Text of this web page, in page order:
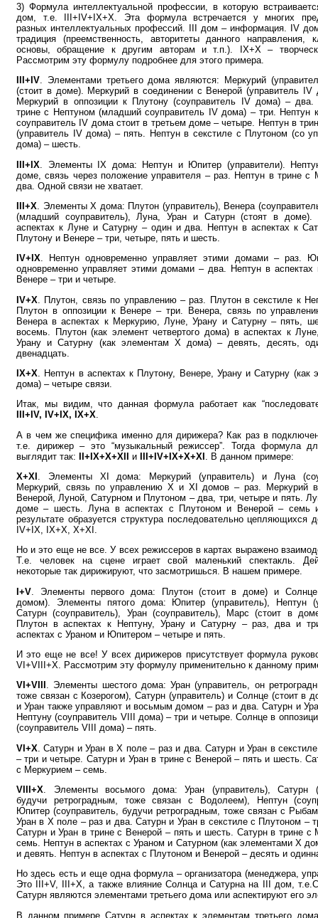
3) Формула интеллектуальной профессии, в которую
дом, т.е. III+IV+IX+X. Эта формула встречается у многих
разных интеллектуальных профессий. III дом – информация. IV
традиция (преемственность, авторитеты данного направления,
основы, обращение к другим авторам и т.п.). IX+X –
Рассмотрим эту формулу подробнее для этого примера.
III+IV. Элементами третьего дома являются: Меркурий
(стоит в доме). Меркурий в соединении с Венерой (управитель IV
Меркурий в оппозиции к Плутону (соуправитель IV дома) –
трине с Нептуном (младший соуправитель IV дома) – три. Нептун
соуправитель IV дома стоит в третьем доме – четыре. Нептун в
(управитель IV дома) – пять. Нептун в секстиле с Плутоном (со
дома) – шесть.
III+IX . Элементы IX дома: Нептун и Юпитер (управители).
доме, связь через положение управителя – раз. Нептун в трине с
два. Одной связи не хватает.
III+X . Элементы Х дома: Плутон (управитель), Венера
(младший соуправитель), Луна, Уран и Сатурн (стоят в доме).
аспектах к Луне и Сатурну – один и два. Нептун в аспектах к
Плутону и Венере – три, четыре, пять и шесть.
IV+IX. Нептун одновременно управляет этими домами – раз.
одновременно управляет этими домами – два. Нептун в аспектах
Венере – три и четыре.
IV+X . Плутон, связь по управлению – раз. Плутон в секстиле к
Плутон в оппозиции к Венере – три. Венера, связь по
Венера в аспектах к Меркурию, Луне, Урану и Сатурну – пять,
восемь. Плутон (как элемент четвертого дома) в аспектах к
Урану и Сатурну (как элементам Х дома) – девять, десять,
двенадцать.
IX+X . Нептун в аспектах к Плутону, Венере, Урану и Сатурну (как
дома) – четыре связи.
Итак, мы видим, что данная формула работает как
III+IV, IV+IX, IX+X.
А в чем же специфика именно для дирижера? Как раз в
т.е. дирижер – это “музыкальный режиссер”. Тогда формула
выглядит так: II+IX+X+XII и III+IV+IX+X+XI . В данном примере:
X+XI
. Элементы XI дома: Меркурий (управитель) и Луна
Меркурий, связь по управлению X и XI домов – раз. Меркурий
Венерой, Луной, Сатурном и Плутоном – два, три, четыре и пять.
доме – шесть. Луна в аспектах с Плутоном и Венерой – семь
результате образуется структура последовательно цепляющихся
IV+IX, IX+X, X+XI.
Но и это еще не все. У всех режиссеров в картах выражено
Т.е. человек на сцене играет свой маленький спектакль.
некоторые так дирижируют, что засмотришься. В нашем примере.
I+V . Элементы первого дома: Плутон (стоит в доме) и Солнце
домом). Элементы пятого дома: Юпитер (управитель), Нептун
Сатурн (соуправитель), Уран (соуправитель), Марс (стоит в
Плутон в аспектах к Нептуну, Урану и Сатурну – раз, два и
аспектах с Ураном и Юпитером – четыре и пять.
И это еще не все! У всех дирижеров присутствует формула
VI+VIII+X. Рассмотрим эту формулу применительно к данному
VI+VIII . Элементы шестого дома: Уран (управитель, он
тоже связан с Козерогом), Сатурн (управитель) и Солнце (стоит в
и Уран также управляют и восьмым домом – раз и два. Сатурн и
Нептуну (соуправитель VIII дома) – три и четыре. Солнце в
(соуправитель VIII дома) – пять.
VI+X . Сатурн и Уран в Х поле – раз и два. Сатурн и Уран в
– три и четыре. Сатурн и Уран в трине с Венерой – пять и шесть.
с Меркурием – семь.
VIII+X . Элементы восьмого дома: Уран (управитель), Сатурн
будучи ретроградным, тоже связан с Водолеем), Нептун
Юпитер (соуправитель, будучи ретроградным, тоже связан с
Уран в Х поле – раз и два. Сатурн и Уран в секстиле с Плутоном –
Сатурн и Уран в трине с Венерой – пять и шесть. Сатурн в трине с
семь. Нептун в аспектах с Ураном и Сатурном (как элементами Х
и девять. Нептун в аспектах с Плутоном и Венерой – десять и
Но здесь есть и еще одна формула – организатора (менеджера,
Это III+V, III+X, а также влияние Солнца и Сатурна на III дом,
Сатурн являются элементами третьего дома или аспектируют его
В данном примере Сатурн в аспектах к элементам третьего